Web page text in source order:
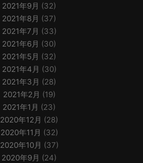
2021年9月 (32)
2021年8月 (37)
2021年7月 (33)
2021年6月 (30)
2021年5月 (32)
2021年4月 (30)
2021年3月 (28)
2021年2月 (19)
2021年1月 (23)
2020年12月 (28)
2020年11月 (32)
2020年10月 (37)
2020年9月 (24)